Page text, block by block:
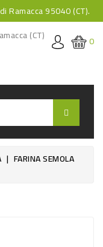
95040 (CT).
0
(CT)
FARINA SEMOLA